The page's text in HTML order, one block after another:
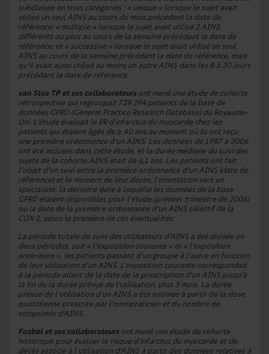
subdivisée en trois catégories : « unique » lorsque le sujet avait
utilisé un seul AINS au cours du mois précédant la date de
référence; « multiple » lorsque le sujet avait utilisé 2 AINS
différents ou plus au cours de la semaine précédant la date de
référence; et « successive » lorsque le sujet avait utilisé un seul
AINS au cours de la semaine précédant la date de référence, mais
qu’il avait aussi utilisé au moins un autre AINS dans les 8 à 30 jours
précédant la date de référence.
van Staa TP et ses collaborateursont mené une étude de cohorte
rétrospective qui regroupait 729 294 patients de la base de
données GPRD (General Practice Research Database) du Royaume-
Uni. L’étude évaluait le RR d’infarctus du myocarde chez les
patients qui étaient âgés de ≥ 40 ans au moment où ils ont reçu
une première ordonnance d’un AINS. Les données de 1987 à 2006
ont été incluses dans cette étude, et la durée médiane du suivi des
sujets de la cohorte AINS était de 6,1 ans. Les patients ont fait
l’objet d’un suivi entre la première ordonnance d’un AINS (date de
référence) et le moment de leur décès, l’orientation vers un
spécialiste, la dernière date à laquelle les données de la base
GPRD étaient disponibles pour l’étude (premier trimestre de 2006)
ou la date de la première ordonnance d’un AINS sélectif de la
COX-2, selon la première de ces éventualités.
La période totale de suivi des utilisateurs d’AINS a été divisée en
deux périodes, soit « l’exposition courante » et « l’exposition
antérieure », les patients passant d’un groupe à l’autre en fonction
de leur utilisation d’un AINS. L’exposition courante correspondait
à la période allant de la date de la prescription d’un AINS jusqu’à
la fin de la durée prévue de l’utilisation, plus 3 mois. La durée
prévue de l’utilisation d’un AINS a été estimée à partir de la dose
quotidienne prescrite par l’omnipraticien et du nombre de
comprimés d’AINS.
Fosbøl et ses collaborateursont mené une étude de cohorte
historique pour évaluer le risque d’infarctus du myocarde et de
décès associé à l’utilisation d’AINS à partir des données relatives à